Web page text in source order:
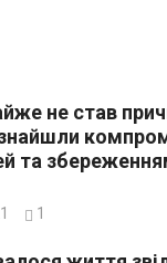
не став
та
1